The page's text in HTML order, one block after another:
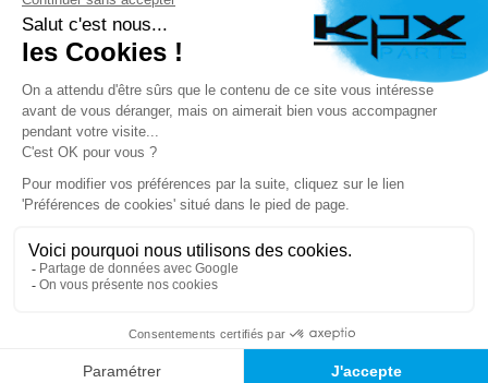
03.85.32.96.74
© 2026 - KPX PARTS - SITE CRÉÉ PARLET'S CLIC
TROUVEZ LA BONNE PIÈCE RAPIDEMENT
03.85.32.96.74